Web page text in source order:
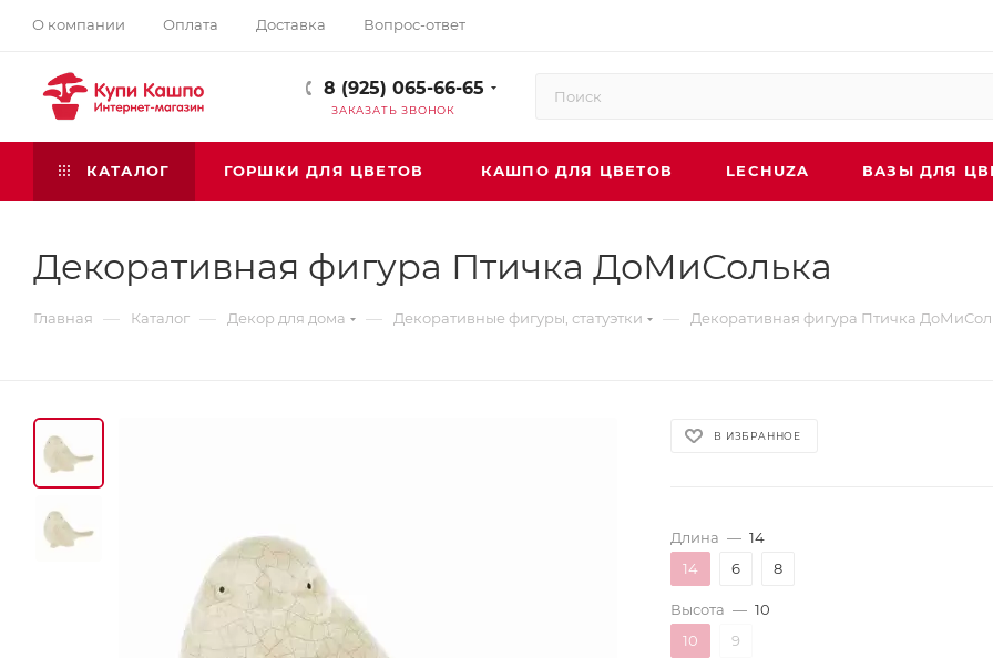
О компании Оплата Доставка Вопрос-ответ
8 (925) 065-66-65
ЗАКАЗАТЬ ЗВОНОК
КАТАЛОГ ГОРШКИ ДЛЯ ЦВЕТОВ КАШПО ДЛЯ ЦВЕТОВ LECHUZA ВАЗЫ ДЛЯ
Декоративная фигура Птичка ДоМиСолька
Главная — Каталог — Декор для дома — Декоративные фигуры, статуэтки — Декоративная фигура Птичка
В ИЗБРАННОЕ
Длина — 14
14
6 8
Высота — 10
10
9